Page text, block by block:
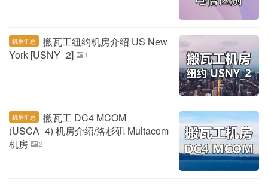
机房汇总
搬瓦工纽约机房介绍 US New
York [USNY_2]
1
机房汇总
搬瓦工 DC4 MCOM
(USCA_4) 机房介绍/洛杉矶 Multacom
机房
2